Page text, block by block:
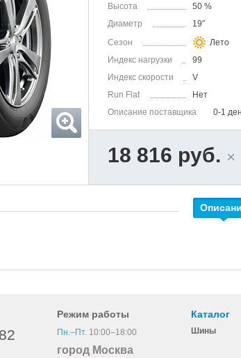
Высота
50 %
Диаметр
19″
Сезон
Лето
Индекс нагрузки
99
Индекс скорости
V
Run Flat
Нет
Описание поставщика
0-1
18 816 руб.
Режим работы
Пн.–Пт.10:00–18:00
город Москва
Каталог
Шины